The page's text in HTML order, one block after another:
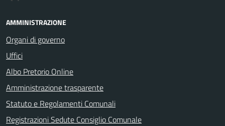
AMMINISTRAZIONE
Organi di governo
Uffici
Albo Pretorio Online
Amministrazione trasparente
Statuto e Regolamenti Comunali
Registrazioni Sedute Consiglio Comunale